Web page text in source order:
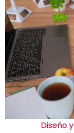
Diseño